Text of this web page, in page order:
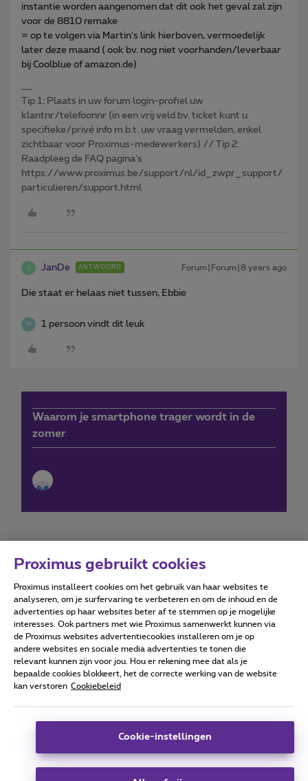
instantie worden aangenomen dat dit ook het geval zal zijn
voor de 8810 remake
= op te volgen via Martin's link hierboven, vermoedelijk
later deze maand ( ook bv. nog niet voorhanden/leverbaar
bij Coolblue of amazon.de)
Tip 1: Plaats in uw forum login-profiel uw
klantnr/telefoonnr (in een vrij veld bv. ticket kunt u
specifieke/privé info m.b.t. uw vraag vermelden, enkel
zichtbaar voor Proximus-medewerkers) // Tip 2:
Raadpleeg de FAQ pagina's
https://www.proximus.be/support/nl/id_zwpr_support/
particulieren/support.html
J JanDe ANTWOORD Forum|Forum|8 years ago
Die staat er helaas niet tussen, Ebbie
W 1 persoon vindt dit leuk
Waarom je smartphone trager wordt in de
zomer
Forumvoorwaarden Accessibility statement
Alle rechten voorbehouden. © Proximus
Algemene voorwaarden, consumenteninfo
Deze website is gecreëerd en wordt beheerd conform het
Koning Albert II-laan 27 - B-1030 Brussel.
Proximus gebruikt cookies
Proximus installeert cookies om het gebruik van haar websites te
analyseren, om je surfervaring te verbeteren en om de inhoud en de
advertenties op haar websites beter af te stemmen op je mogelijke
interesses. Ook partners met wie Proximus samenwerkt kunnen via
de Proximus websites advertentiecookies installeren om je op
andere websites en sociale media advertenties te tonen die
relevant kunnen zijn voor jou. Hou er rekening mee dat als je
bepaalde cookies blokkeert, het de correcte werking van de website
kan verstoren Cookiebeleid
Cookie-instellingen